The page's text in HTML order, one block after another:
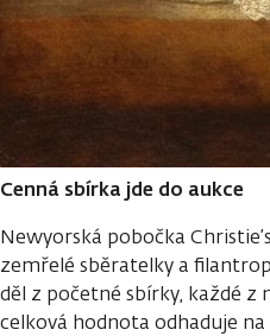
Cenná sbírka jde do aukce
Newyorská pobočka
zemřelé sběratelky a
děl z početné sbírky, každé z
celková hodnota odhaduje